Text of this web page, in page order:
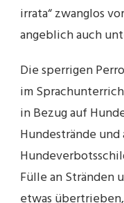
irrata“ zwanglos
angeblich auch
Die sperrigen
im
in Bezug auf
Hundestrände
Fülle an Stränden